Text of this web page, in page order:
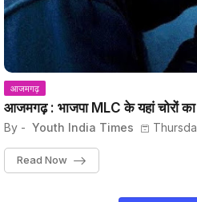
आजमगढ़
आजमगढ़ : भाजपा MLC के यहां चोरों का
By - Youth India Times
Read Now